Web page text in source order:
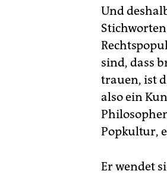
Und
sind, dass
trauen, ist
also ein
Popkultur,
Er wendet